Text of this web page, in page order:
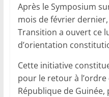
Après le Symposium
mois de février
Transition a ouvert ce
d’orientation
Cette initiative
pour le retour à
République de